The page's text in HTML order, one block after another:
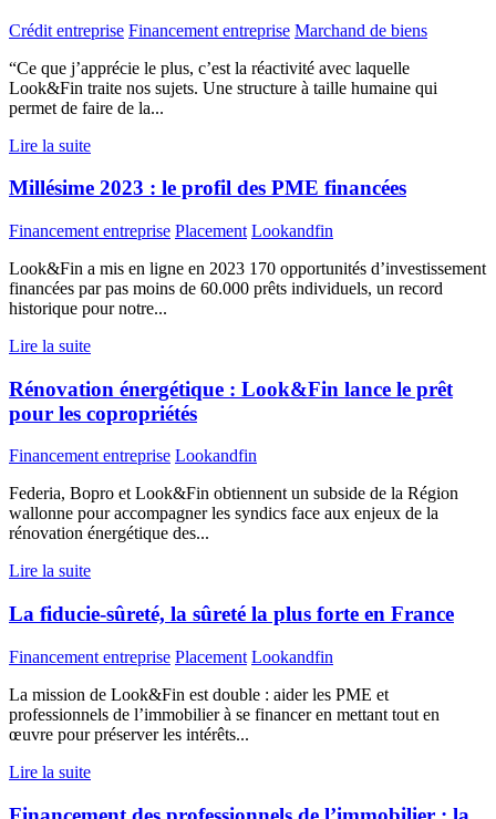
Crédit entreprise Financement entreprise Marchand de biens
“Ce que j’apprécie le plus, c’est la réactivité avec laquelle
Look&Fin traite nos sujets. Une structure à taille humaine qui
permet de faire de la...
Lire la suite
Millésime 2023 : le profil des PME financées
Financement entreprise Placement Lookandfin
Look&Fin a mis en ligne en 2023 170 opportunités d’investissement
financées par pas moins de 60.000 prêts individuels, un record
historique pour notre...
Lire la suite
Rénovation énergétique : Look&Fin lance le prêt
pour les copropriétés
Financement entreprise Lookandfin
Federia, Bopro et Look&Fin obtiennent un subside de la Région
wallonne pour accompagner les syndics face aux enjeux de la
rénovation énergétique des...
Lire la suite
La fiducie-sûreté, la sûreté la plus forte en France
Financement entreprise Placement Lookandfin
La mission de Look&Fin est double : aider les PME et
professionnels de l’immobilier à se financer en mettant tout en
œuvre pour préserver les intérêts...
Lire la suite